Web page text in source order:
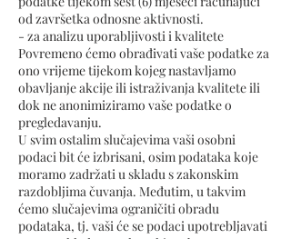
od završetka odnosne aktivnosti.
- za analizu uporabljivosti i kvalitete
Povremeno ćemo obrađivati vaše podatke za
ono vrijeme tijekom kojeg nastavljamo
obavljanje akcije ili istraživanja kvalitete ili
dok ne anonimiziramo vaše podatke o
pregledavanju.
U svim ostalim slučajevima vaši osobni
podaci bit će izbrisani, osim podataka koje
moramo zadržati u skladu s zakonskim
razdobljima čuvanja. Međutim, u takvim
ćemo slučajevima ograničiti obradu
podataka, tj. vaši će se podaci upotrebljavati